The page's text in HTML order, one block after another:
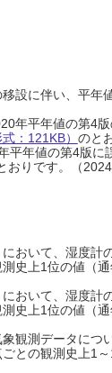
設に伴い、平年
年平年値の第4
：121KB） のと
平年値の第4版
おりです。（2024
おいて、湿度
史上1位の値（
おいて、湿度
史上1位の値（
観測データに
との観測史上1